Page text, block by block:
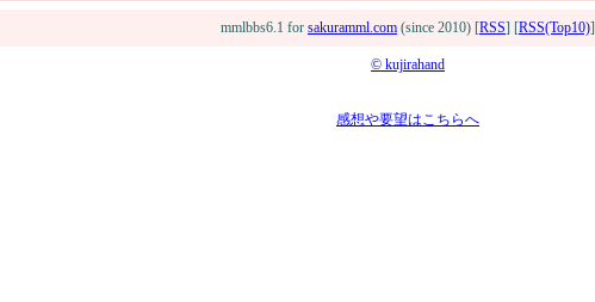
mmlbbs6.1 for sakuramml.com (since 2010) [RSS] [RSS(Top10)]
© kujirahand
感想や要望はこちらへ